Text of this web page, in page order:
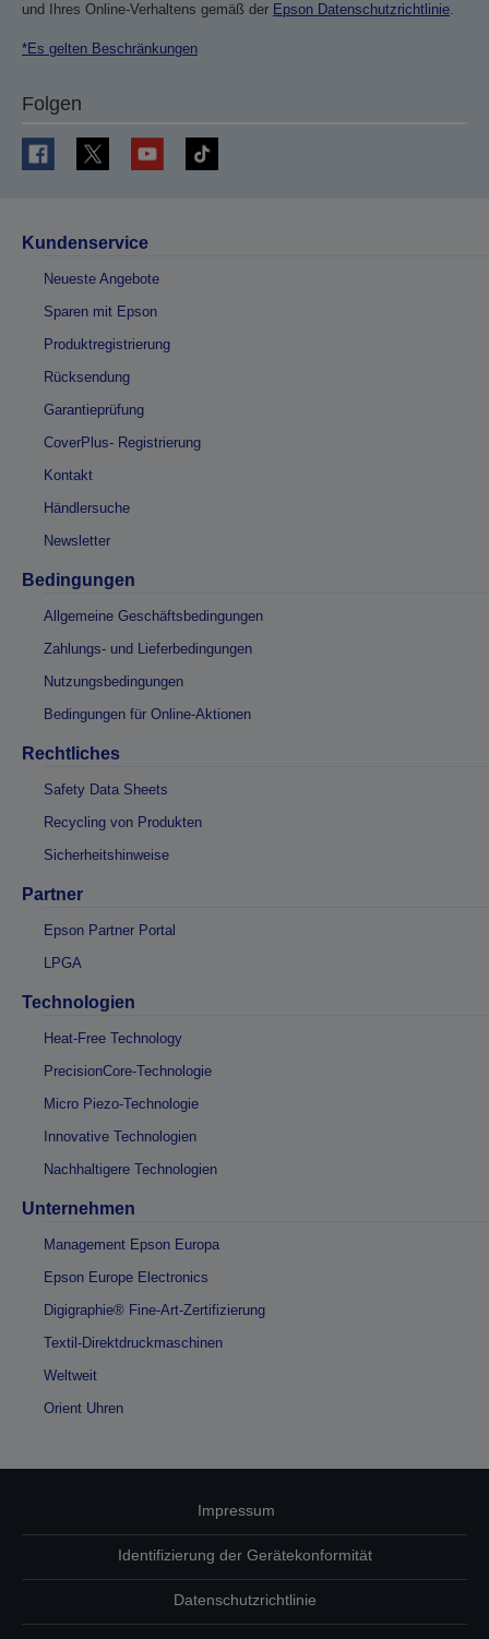
und Ihres Online-Verhaltens gemäß der Epson Datenschutzrichtlinie.
*Es gelten Beschränkungen
Folgen
Kundenservice
Neueste Angebote
Sparen mit Epson
Produktregistrierung
Rücksendung
Garantieprüfung
CoverPlus- Registrierung
Kontakt
Händlersuche
Newsletter
Bedingungen
Allgemeine Geschäftsbedingungen
Zahlungs- und Lieferbedingungen
Nutzungsbedingungen
Bedingungen für Online-Aktionen
Rechtliches
Safety Data Sheets
Recycling von Produkten
Sicherheitshinweise
Partner
Epson Partner Portal
LPGA
Technologien
Heat-Free Technology
PrecisionCore-Technologie
Micro Piezo-Technologie
Innovative Technologien
Nachhaltigere Technologien
Unternehmen
Management Epson Europa
Epson Europe Electronics
Digigraphie® Fine-Art-Zertifizierung
Textil-Direktdruckmaschinen
Weltweit
Orient Uhren
Impressum
Identifizierung der Gerätekonformität
Datenschutzrichtlinie